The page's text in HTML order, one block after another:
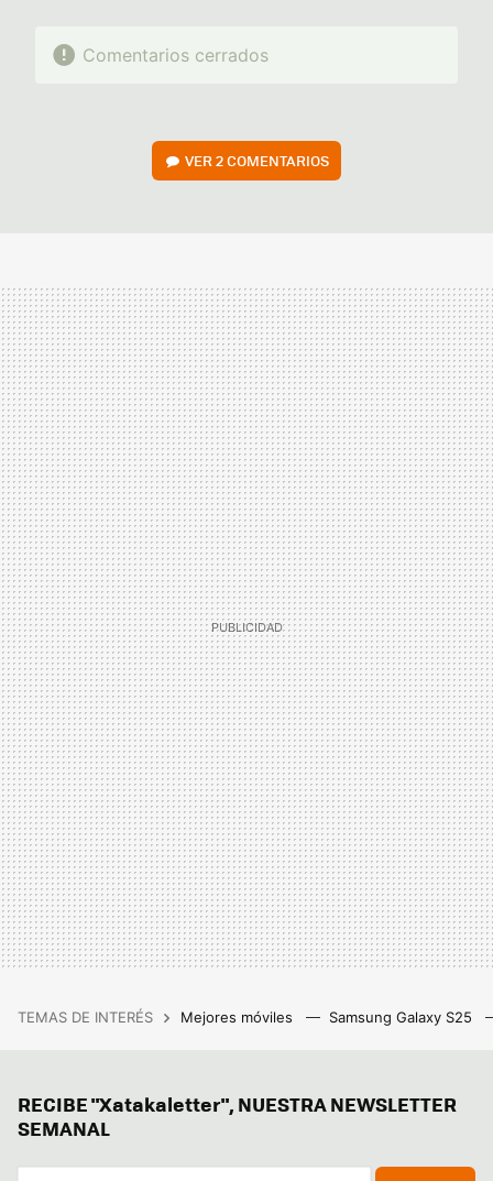
Comentarios cerrados
VER2 COMENTARIOS
TEMAS DE INTERÉS Mejores móviles Samsung Galaxy S25
RECIBE "Xatakaletter", NUESTRA NEWSLETTER
SEMANAL